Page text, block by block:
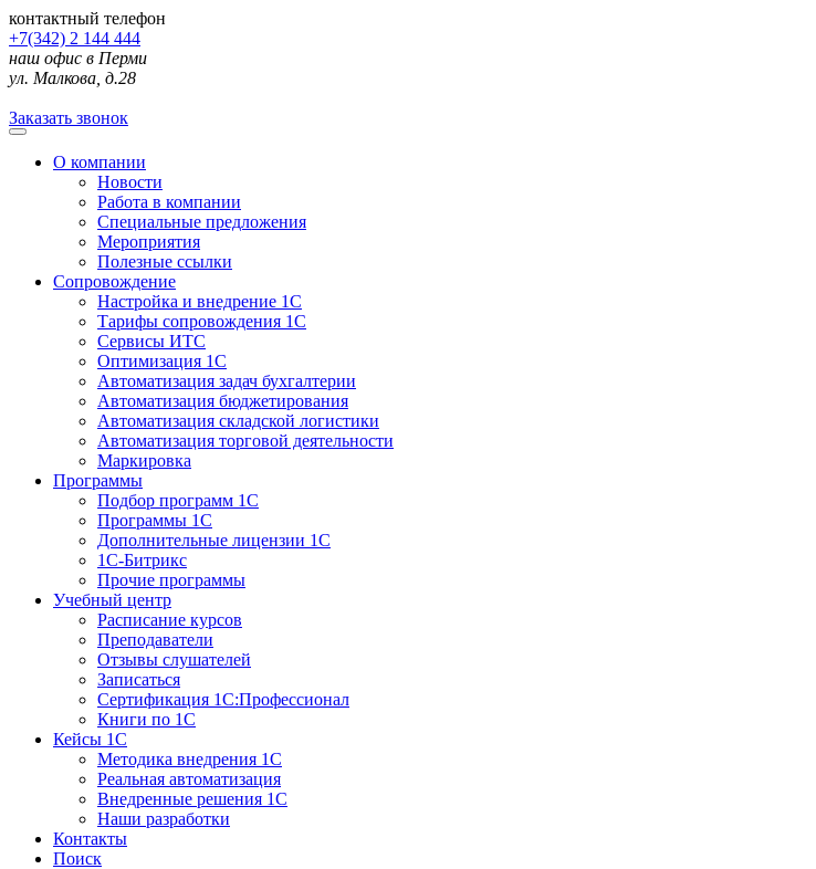
контактный телефон
+7(342) 2 144 444
наш офис в Перми
ул. Малкова, д.28
Заказать звонок
О компании
Новости
Работа в компании
Специальные предложения
Мероприятия
Полезные ссылки
Сопровождение
Настройка и внедрение 1С
Тарифы сопровождения 1С
Сервисы ИТС
Оптимизация 1С
Автоматизация задач бухгалтерии
Автоматизация бюджетирования
Автоматизация складской логистики
Автоматизация торговой деятельности
Маркировка
Программы
Подбор программ 1С
Программы 1С
Дополнительные лицензии 1С
1С-Битрикс
Прочие программы
Учебный центр
Расписание курсов
Преподаватели
Отзывы слушателей
Записаться
Сертификация 1С:Профессионал
Книги по 1С
Кейсы 1С
Методика внедрения 1С
Реальная автоматизация
Внедренные решения 1С
Наши разработки
Контакты
Поиск